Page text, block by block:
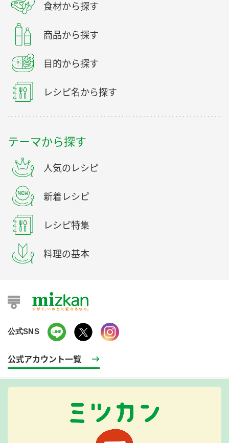
食材から探す
商品から探す
目的から探す
レシピ名から探す
テーマから探す
人気のレシピ
新着レシピ
レシピ特集
料理の基本
公式SNS
公式アカウント一覧